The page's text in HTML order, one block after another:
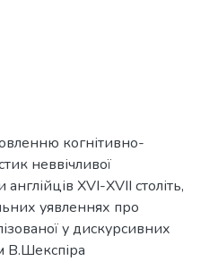
когнітивно-
неввічливої
XVI-XVII століть,
уявленнях про
у дискурсивних
В.Шекспіра